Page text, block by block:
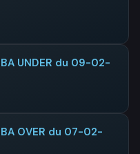
UNDER du 09-02-
OVER du 07-02-